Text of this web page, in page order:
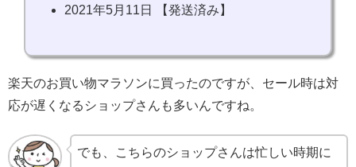
2021年5月11日 【発送済み】
楽天のお買い物マラソンに買ったのですが、セール時は対
応が遅くなるショップさんも多いんですね。
でも、こちらのショップさんは忙しい時期に